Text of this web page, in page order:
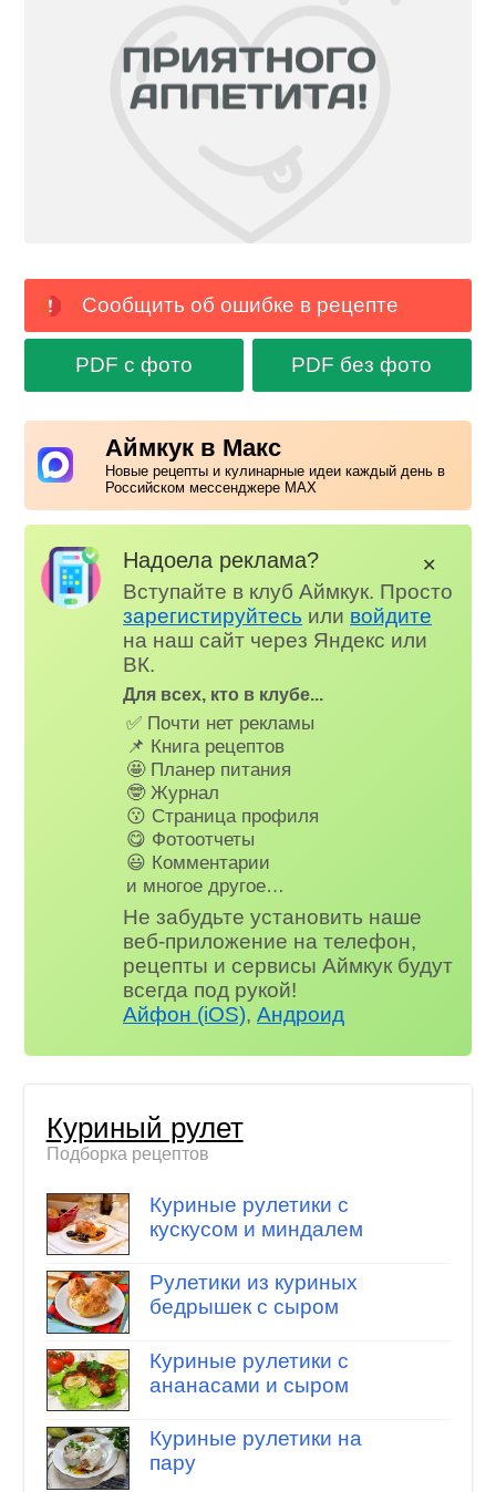
Сообщить об ошибке в рецепте
PDF с фото PDF без фото
Аймкук в Макс
Новые рецепты и кулинарные идеи каждый день в
Российском мессенджере MAX
Надоела реклама?
Вступайте в клуб Аймкук. Просто
зарегистируйтесь или войдите
на наш сайт через Яндекс или
ВК.
Для всех, кто в клубе...
✅ Почти нет рекламы
📌 Книга рецептов
🤩 Планер питания
🤓 Журнал
😗 Страница профиля
😋 Фотоотчеты
😃 Комментарии
и многое другое…
Не забудьте установить наше
веб-приложение на телефон,
рецепты и сервисы Аймкук будут
всегда под рукой!
Айфон (iOS),Андроид
✕
Куриный рулет
Подборка рецептов
Куриные рулетики с
кускусом и миндалем
Рулетики из куриных
бедрышек с сыром
Куриные рулетики с
ананасами и сыром
Куриные рулетики на
пару